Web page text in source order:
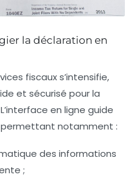
la déclaration en
fiscaux s’intensifie,
et sécurisé pour la
en ligne guide
permettant notamment :
des informations
;